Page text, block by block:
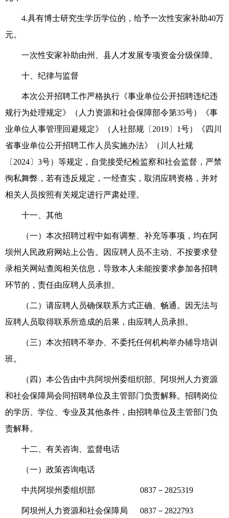
4.具有博士研究生学历学位的，给予一次性安家补助40万
元。
一次性安家补助由州、 县人才发展专项资金分级保障。
十 、纪律与监督
本次公开招聘工作严格执行《事业单位公开招聘违纪违
规行为处理规定》（人力资源和社会保障部令第35号）《事
业单位人事管理回避规定》（人社部规〔2019〕1号）
《四川
省事业单位公开招聘工作人员实施办法》（川人社规
〔2024〕3号） 等规定，自觉接受纪检监察和社会监督，严禁
徇私舞弊，若有违反规定，一经查实，取消应聘资格， 并对
相关人员按照有关规定进行严肃处理。
十一 、其他
（一） 本次招聘过程中如有调整、补充等事项， 均在阿
坝州人民政府网站 上公告。因应聘人员不主动、不按要求登
录相关网站查阅相关信息，导致本人未能按要求参加各招聘
环节的，责任由应聘人员承担 。
（ 二 ）请应聘人员确保联系方式正确、畅通。因无法与
应聘人员取得联系所造成的后果，由应聘人员承担 。
（三） 本次招聘不举办、不委托任何机构举办辅导培训
班。
（四）本公告由中共阿坝州委组织部、阿坝州人力资源
和社会保障局会同招聘单位及主管部门负责解释。招聘岗位
的学历、学位、专业及其他条件，由招聘单位及主管部门负
责解释。
十二 、有关咨询、监督电话
（一）政策咨询电话
中共阿坝州委组织部 0837－2825319
阿坝州人力资源和社会保障局 0837－2822793